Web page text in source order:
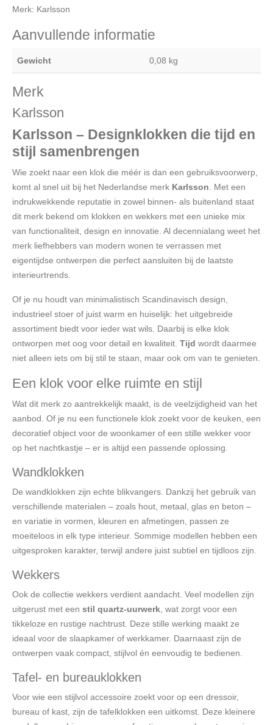
Merk: Karlsson
Aanvullende informatie
Gewicht 0,08 kg
Merk
Karlsson
Karlsson – Designklokken die tijd en
stijl samenbrengen
Wie zoekt naar een klok die méér is dan een gebruiksvoorwerp,
komt al snel uit bij het Nederlandse merk Karlsson . Met een
indrukwekkende reputatie in zowel binnen- als buitenland staat
dit merk bekend om klokken en wekkers met een unieke mix
van functionaliteit, design en innovatie. Al decennialang weet het
merk liefhebbers van modern wonen te verrassen met
eigentijdse ontwerpen die perfect aansluiten bij de laatste
interieurtrends.
Of je nu houdt van minimalistisch Scandinavisch design,
industrieel stoer of juist warm en huiselijk: het uitgebreide
assortiment biedt voor ieder wat wils. Daarbij is elke klok
ontworpen met oog voor detail en kwaliteit. Tijd wordt daarmee
niet alleen iets om bij stil te staan, maar ook om van te genieten.
Een klok voor elke ruimte en stijl
Wat dit merk zo aantrekkelijk maakt, is de veelzijdigheid van het
aanbod. Of je nu een functionele klok zoekt voor de keuken, een
decoratief object voor de woonkamer of een stille wekker voor
op het nachtkastje – er is altijd een passende oplossing.
Wandklokken
De wandklokken zijn echte blikvangers. Dankzij het gebruik van
verschillende materialen – zoals hout, metaal, glas en beton –
en variatie in vormen, kleuren en afmetingen, passen ze
moeiteloos in elk type interieur. Sommige modellen hebben een
uitgesproken karakter, terwijl andere juist subtiel en tijdloos zijn.
Wekkers
Ook de collectie wekkers verdient aandacht. Veel modellen zijn
uitgerust met een stil quartz-uurwerk , wat zorgt voor een
tikkeloze en rustige nachtrust. Deze stille werking maakt ze
ideaal voor de slaapkamer of werkkamer. Daarnaast zijn de
ontwerpen vaak compact, stijlvol én eenvoudig te bedienen.
Tafel- en bureauklokken
Voor wie een stijlvol accessoire zoekt voor op een dressoir,
bureau of kast, zijn de tafelklokken een uitkomst. Deze kleinere